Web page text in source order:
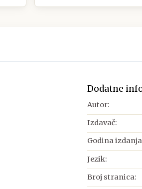
Dodatne
Autor:
Izdavač:
Godina
Jezik:
Broj stranica: